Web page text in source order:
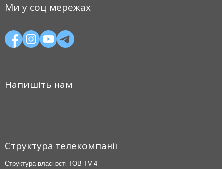
Ми у соц мережах
Напишіть нам
Структура телекомпанії
Структура власності ТОВ TV-4